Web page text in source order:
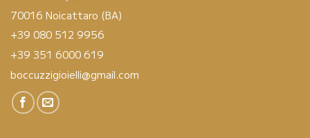
70016 Noicattaro (BA)
+39 080 512 9956
+39 351 6000 619
boccuzzigioielli@gmail.com